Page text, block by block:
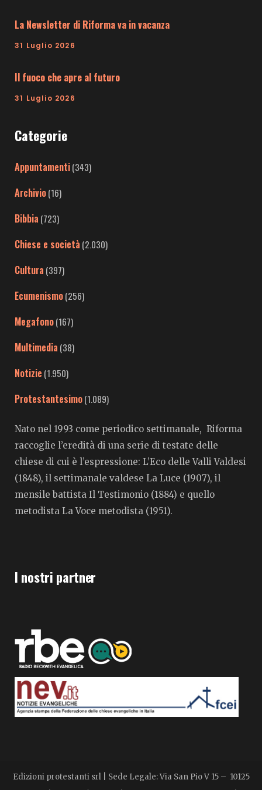
La Newsletter di Riforma va in vacanza
31 Luglio 2026
Il fuoco che apre al futuro
31 Luglio 2026
Categorie
Appuntamenti(343)
Archivio(16)
Bibbia (723)
Chiese e società (2.030)
Cultura (397)
Ecumenismo(256)
Megafono(167)
Multimedia (38)
Notizie (1.950)
Protestantesimo(1.089)
Nato nel 1993 come periodico settimanale, Riforma
raccoglie l’eredità di una serie di testate delle
chiese di cui è l’espressione: L’Eco delle Valli Valdesi
(1848), il settimanale valdese La Luce (1907), il
mensile battista Il Testimonio (1884) e quello
metodista La Voce metodista (1951).
I nostri partner
Edizioni protestanti srl | Sede Legale: Via San Pio V 15 – 10125